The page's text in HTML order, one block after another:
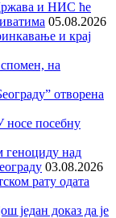
и НИС ће
05.08.2026
и крај
на
отворена
посебну
геноциду над
03.08.2026
рату одата
један доказ да је